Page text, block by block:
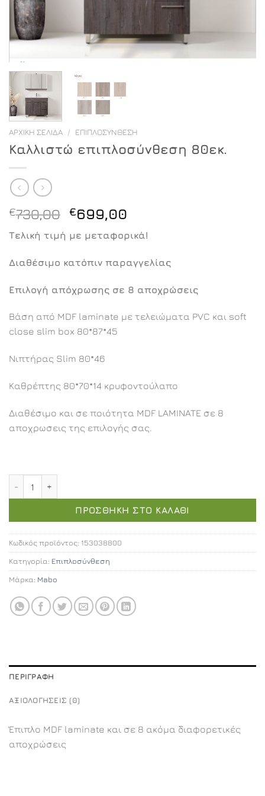
ΑΡΧΙΚΉ ΣΕΛΊΔΑ / ΕΠΙΠΛΟΣΎΝΘΕΣΗ
Καλλιστώ επιπλοσύνθεση 80εκ.
€730,00 Original
was:
€730,00.
€699,00
τρέχουσα
τιμή
είναι:
€699,00.
Τελική τιμή με μεταφορικά!
Διαθέσιμο κατόπιν παραγγελίας
Επιλογή απόχρωσης σε 8 αποχρώσεις
Βάση από MDF laminate με τελειώματα PVC και soft
close slim box 80*87*45
Νιπτήρας Slim 80*46
Καθρέπτης 80*70*14 κρυφοντούλαπο
Διαθέσιμο και σε ποιότητα MDF LAMINATE σε 8
αποχρωσεις της επιλογής σας.
ΠΡΟΣΘΉΚΗ ΣΤΟ ΚΑΛΆΘΙ
Κωδικός προϊόντος: 153038800
Κατηγορία: Επιπλοσύνθεση
Μάρκα: Mabo
ΠΕΡΙΓΡΑΦΉ
ΑΞΙΟΛΟΓΉΣΕΙΣ (0)
Έπιπλο MDF laminate και σε 8 ακόμα διαφορετικές
αποχρώσεις